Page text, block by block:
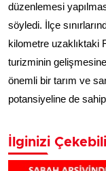
düzenlemesi
söyledi. İlçe
kilometre uzaklıktaki
turizminin
önemli bir tarım ve
potansiyeline de
İlginizi